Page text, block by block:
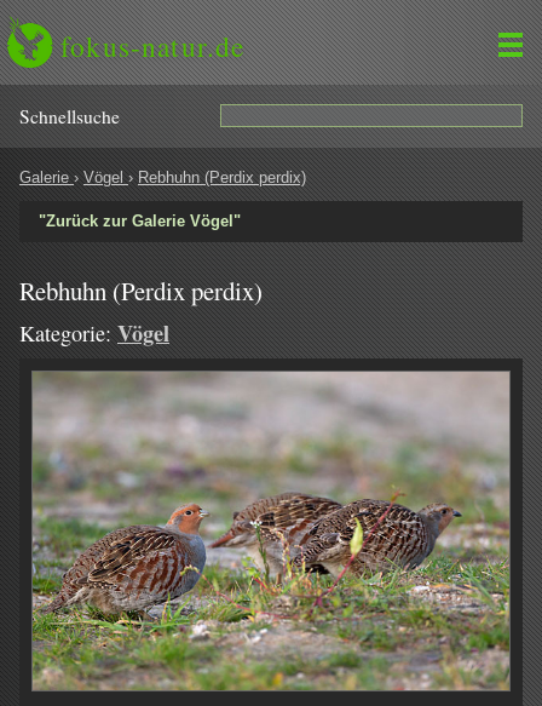
fokus-natur.de
Schnell­suche
Galerie › Vögel › Rebhuhn (Perdix perdix)
"Zurück zur Galerie Vögel"
Rebhuhn (Perdix perdix)
Kategorie: Vögel